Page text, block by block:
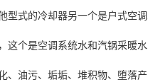
型式的冷却器另一个是户式空
这个是空调系统水和汽锅采暖
、油污、垢垢、堆积物、堕落